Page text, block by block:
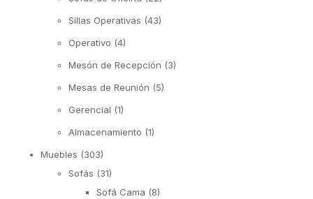
Sillas Operativas (43)
Operativo (4)
Mesón de Recepción (3)
Mesas de Reunión (5)
Gerencial (1)
Almacenamiento (1)
Muebles (303)
Sofás (31)
Sofá Cama (8)